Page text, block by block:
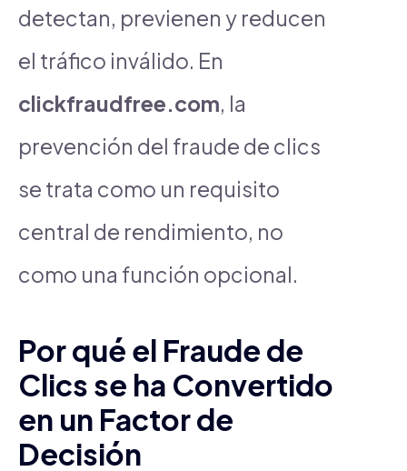
detectan, previenen y reducen
el tráfico inválido. En
clickfraudfree.com, la
prevención del fraude de clics
se trata como un requisito
central de rendimiento, no
como una función opcional.
Por qué el Fraude de
Clics se ha Convertido
en un Factor de
Decisión